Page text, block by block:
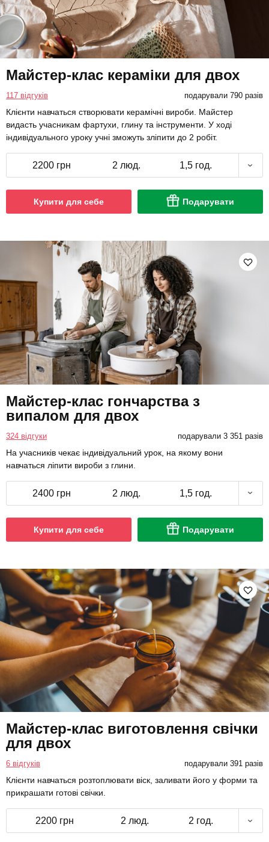
Майстер-клас кераміки для двох
117 відгуків подарували 790 разів
Клієнти навчаться створювати керамічні вироби. Майстер
видасть учасникам фартухи, глину та інструменти. У ході
індивідуального уроку учні зможуть зліпити до 2 робіт.
2200 грн 2 люд. 1,5 год.
Купити для себе Подарувати
Майстер-клас гончарства з
випалом для двох
324 відгуки подарували 3 351 разів
На учасників чекає індивідуальний урок, на якому вони
навчаться ліпити вироби з глини.
2400 грн 2 люд. 1,5 год.
Купити для себе Подарувати
Майстер-клас виготовлення свічки
для двох
6 відгуків подарували 391 разів
Клієнти навчаться розтоплювати віск, заливати його у форми та
прикрашати готові свічки.
2200 грн 2 люд. 2 год.